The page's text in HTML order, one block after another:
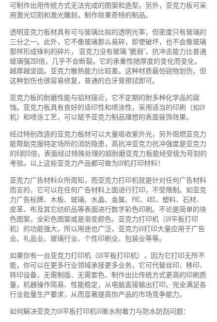
可制作出用传统方式无法完成的图案和造型。另外，亚克力板可采
用激光切割和激光雕刻，制作效果奇特的制品。
透明亚克力板材具有可与玻璃比拟的透明光率，但密度只有玻璃的
三分之一。此外，它不像玻璃那么易碎，即使破坏，也不会像玻璃
那样形成锋利的碎片， 亚克力没有玻璃 “脆弱”，抗冲击能力比普通
玻璃强200倍，几乎不会断裂。它的承重性随厚度的变化而变化，
越厚越坚固。亚克力散热能力比较差。这种材质最怕锐物划伤，但
这种划伤也很容易修复，普通的白牙膏擦拭即可。
亚克力板的耐磨性能与铝材接近，它不定期的耐多种化学品的腐
蚀。亚克力板具有良好的适印性和喷涂性，采用适当的印刷（如UV
机）和喷涂工艺，可以赋予亚克力制品理想的表面装饰效果。
经过特别改造的亚克力板材可以大量吸收紫外光，另外阻燃亚克力
能帮助克服特定场所的消防隐患，高抗冲亚克力抗冲强度是亚克力
的6到10倍，表面经过特殊处理的超耐磨亚克力板能经受极为苛刻的
考验。以上这些亚克力产品都可做为UV机打印材料！
亚克力广告材料众所周知，而亚克力打印机就是针对任何广告材料
而言的，它可以在任何广告材料上面进行打印，不受限制。如亚克
力广告标牌、木板、玻璃、水晶、金属、PVC、ABS、塑料、石材、
皮革、布及其它纺织品等表面进行数字彩色印刷。不论是简单的块
色图案，全彩色图案或是渐变颜色。亚克力打印机（UV平板打印
机）的功能强大，所以用途也广泛，亚克力UV打印大量应用于广告
业、礼品业、玻璃行业、个性印刷业、包装业等等。
如果你有一台亚克力打印机（UV平板打印机），因为它打印无所不
能，你可以在更多行业领域承接更多业务，它可代替丝印、移印、
转印设备，无需制版、无需套色、制作出比传统方式更高的印刷质
量，机器操作简易、性能稳定，从电脑直接输出打印。完全满足各
行业批量生产要求，从而显著提高你产品的市场竞争能力。
如何解决亚克力UV平板打印机UV墨水附着力与防水防刮问题：